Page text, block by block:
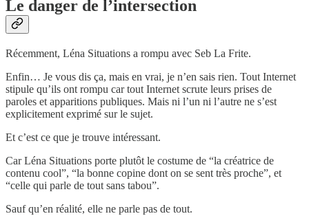
Le danger de l’intersection
Récemment, Léna Situations a rompu avec Seb La Frite.
Enfin… Je vous dis ça, mais en vrai, je n’en sais rien. Tout Internet
stipule qu’ils ont rompu car tout Internet scrute leurs prises de
paroles et apparitions publiques. Mais ni l’un ni l’autre ne s’est
explicitement exprimé sur le sujet.
Et c’est ce que je trouve intéressant.
Car Léna Situations porte plutôt le costume de “la créatrice de
contenu cool”, “la bonne copine dont on se sent très proche”, et
“celle qui parle de tout sans tabou”.
Sauf qu’en réalité, elle ne parle pas de tout.